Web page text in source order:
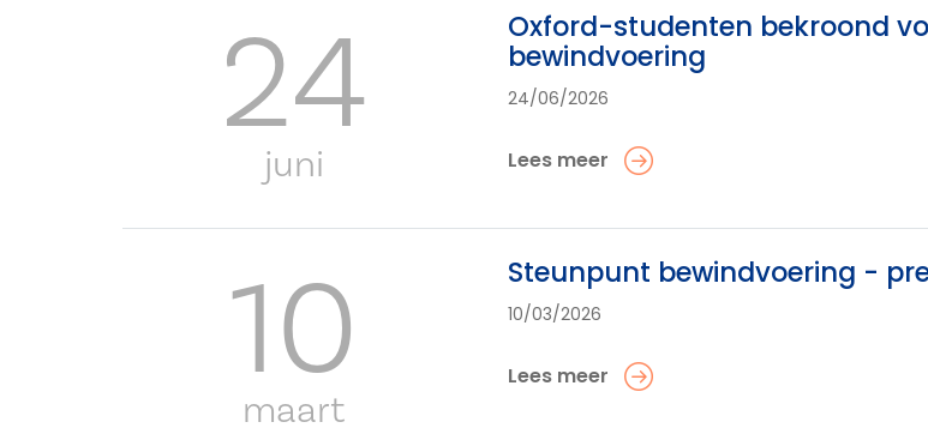
24
juni
Oxford-studenten bekroond
bewindvoering
24/06/2026
Lees meer
10
maart
Steunpunt bewindvoering -
10/03/2026
Lees meer